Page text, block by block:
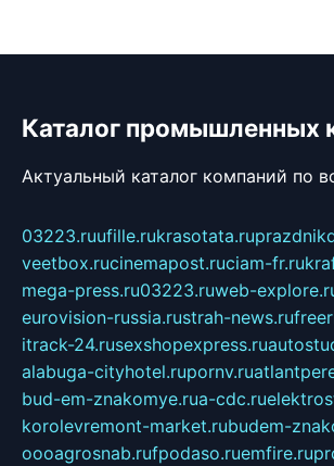
Каталог промышленных
Актуальный каталог компаний по
03223.ruufille.rukrasotata.ru
veetbox.rucinemapost.ruciam-fr.ru
mega-press.ru03223.ruweb-
eurovision-russia.rustrah-news.ru
itrack-24.rusexshopexpress.ru
alabuga-cityhotel.rupornv.ru
bud-em-znakomye.rua-cdc.ru
korolevremont-market.rubudem-
oooagrosnab.rufpodaso.ruemfire.ru